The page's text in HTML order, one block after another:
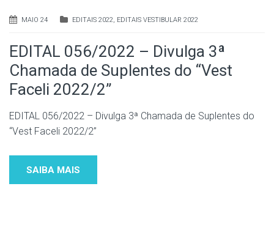
MAIO 24 EDITAIS 2022, EDITAIS VESTIBULAR 2022
EDITAL 056/2022 – Divulga 3ª
Chamada de Suplentes do “Vest
Faceli 2022/2”
EDITAL 056/2022 – Divulga 3ª Chamada de Suplentes do
“Vest Faceli 2022/2”
SAIBA MAIS